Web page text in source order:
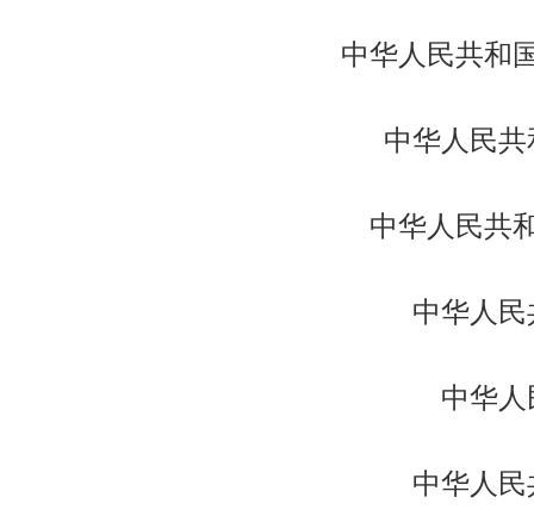
中华人民共和
中华人民
中华人民共
中华人
中华
中华人